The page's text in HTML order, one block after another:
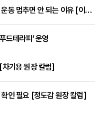
팔 들기 어려운 오십견, 통증 줄었다고 운동 멈추면 안 되는 이유 [이병욱 원장 칼럼]
드테라피’ 운영
기용 원장 칼럼]
인 필요 [정도감 원장 칼럼]